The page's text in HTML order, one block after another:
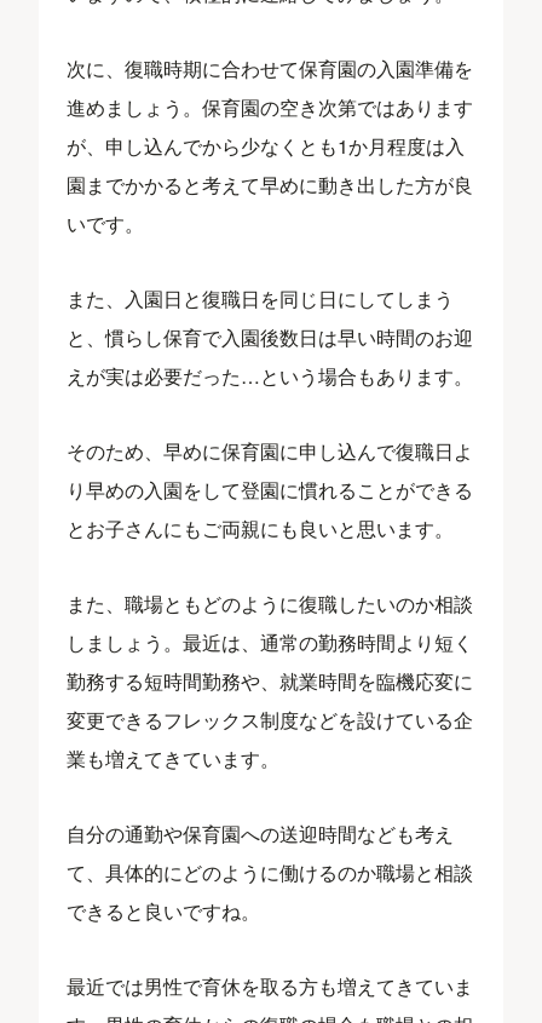
次に、復職時期に合わせて保育園の入園準備を
進めましょう。保育園の空き次第ではあります
が、申し込んでから少なくとも1か月程度は入
園までかかると考えて早めに動き出した方が良
いです。
また、入園日と復職日を同じ日にしてしまう
と、慣らし保育で入園後数日は早い時間のお迎
えが実は必要だった…という場合もあります。
そのため、早めに保育園に申し込んで復職日よ
り早めの入園をして登園に慣れることができる
とお子さんにもご両親にも良いと思います。
また、職場ともどのように復職したいのか相談
しましょう。最近は、通常の勤務時間より短く
勤務する短時間勤務や、就業時間を臨機応変に
変更できるフレックス制度などを設けている企
業も増えてきています。
自分の通勤や保育園への送迎時間なども考え
て、具体的にどのように働けるのか職場と相談
できると良いですね。
最近では男性で育休を取る方も増えてきていま